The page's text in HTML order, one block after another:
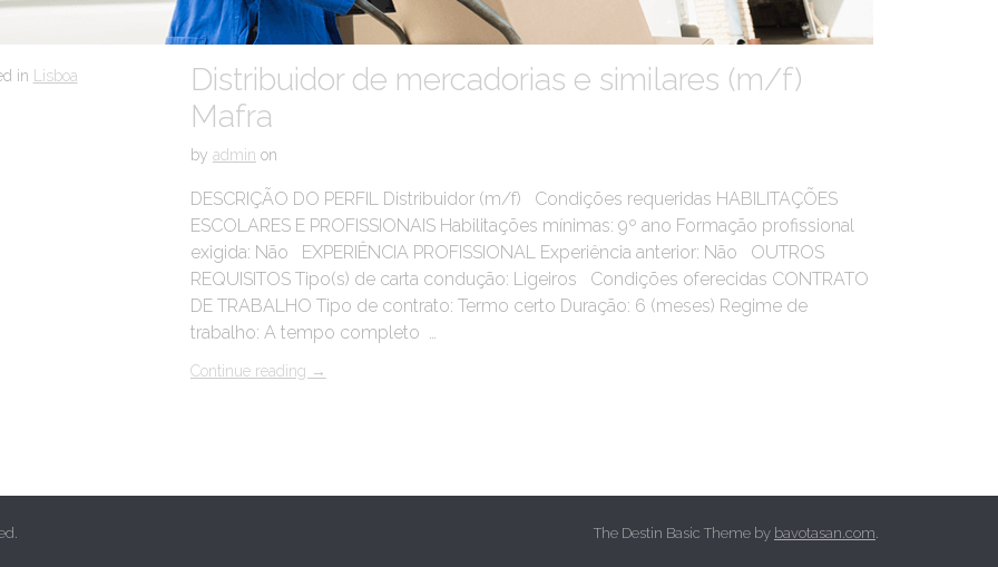
in Lisboa
Distribuidor de mercadorias e similares (m/f)
Mafra
by admin on
DESCRIÇÃO DO PERFIL Distribuidor (m/f) Condições requeridas HABILITAÇÕES
ESCOLARES E PROFISSIONAIS Habilitações mínimas: 9º ano Formação profissional
exigida: Não EXPERIÊNCIA PROFISSIONAL Experiência anterior: Não OUTROS
REQUISITOS Tipo(s) de carta condução: Ligeiros Condições oferecidas CONTRATO
DE TRABALHO Tipo de contrato: Termo certo Duração: 6 (meses) Regime de
trabalho: A tempo completo …
Continue reading →
The Destin Basic Theme by bavotasan.com